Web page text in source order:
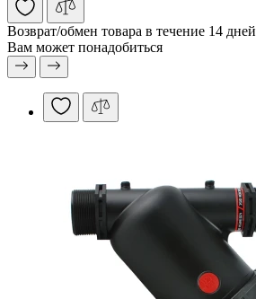
Возврат/обмен товара в течение 14 дней
Вам может понадобиться